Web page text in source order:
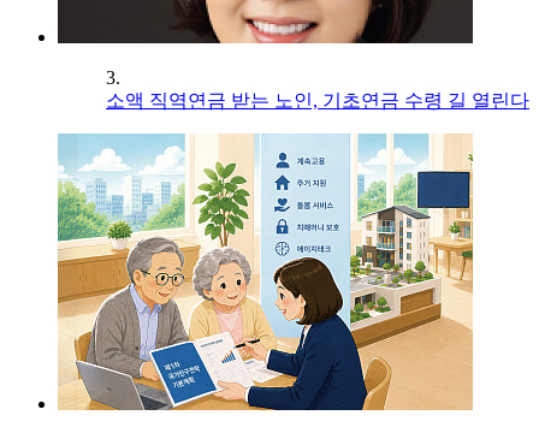
3.
소액 직역연금 받는 노인, 기초연금 수령 길 열린다